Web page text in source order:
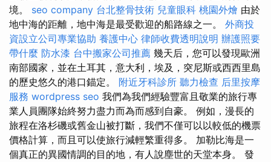
境。 seo company 台北整骨技術 兒童眼科 桃園外燴 由於
地中海的距離，地中海是最受歡迎的船路線之一。 外商投
資設立公司專業協助 養護中心 律師收費透明說明 辦護照要
帶什麼 防水漆 台中搬家公司推薦 幾天后，您可以發現歐洲
南部國家，並在土耳其，意大利，埃及，突尼斯或西西里島
的歷史悠久的港口錨定。 附近牙科診所 聽力檢查 后里按摩
服務 wordpress seo 我們為我們經驗豐富且敬業的旅行專
業人員團隊始終努力盡力而為而感到自豪。 例如，漫長的
旅程在洛杉磯或舊金山被打斷，我們不僅可以以較低的機票
價格計算，而且可以使旅行減輕繁重得多。 加勒比海是一
個真正的異國情調的目的地，有人說塵世的天堂本身。 發